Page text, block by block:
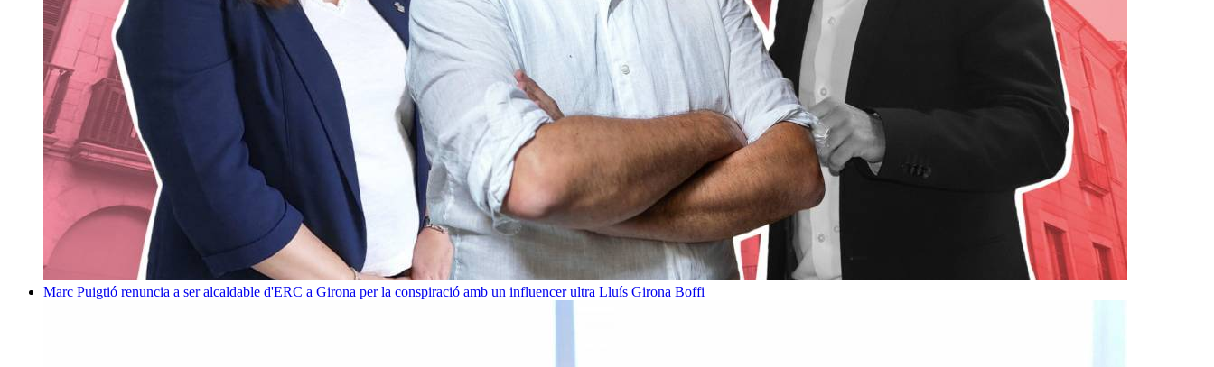
Marc Puigtió renuncia a ser alcaldable d'ERC a Girona per la conspiració amb un influencer ultra Lluís Girona Boffi